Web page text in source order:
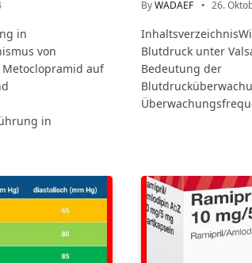
in
von
auf
in
ByWADAEF 26.
Blutdruck unter
Bedeutung der